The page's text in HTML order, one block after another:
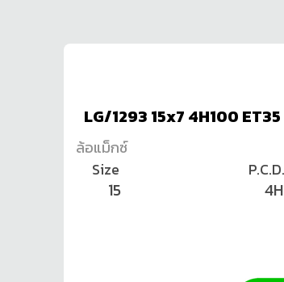
LG/1293 15x7 4H100 ET35
ล้อแม็กซ์
Size
15
P.C.D.